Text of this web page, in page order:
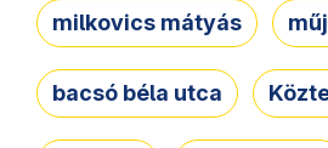
milkovics mátyás
bacsó béla utca